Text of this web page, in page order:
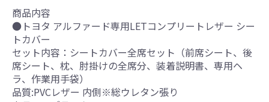
商品内容
●トヨタ アルファード専用LETコンプリートレザー シー
トカバー
セット内容：シートカバー全席セット（前席シート、後
席シート、枕、肘掛けの全席分、装着説明書、専用ヘ
ラ、作業用手袋）
品質:PVCレザー 内側※総ウレタン張り